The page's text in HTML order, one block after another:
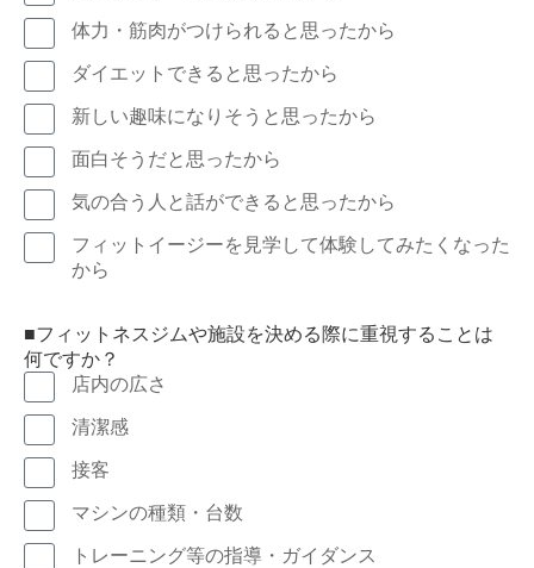
体力・筋肉がつけられると思ったから
ダイエットできると思ったから
新しい趣味になりそうと思ったから
面白そうだと思ったから
気の合う人と話ができると思ったから
フィットイージーを見学して体験してみたくなった
から
■フィットネスジムや施設を決める際に重視することは
何ですか？
店内の広さ
清潔感
接客
マシンの種類・台数
トレーニング等の指導・ガイダンス